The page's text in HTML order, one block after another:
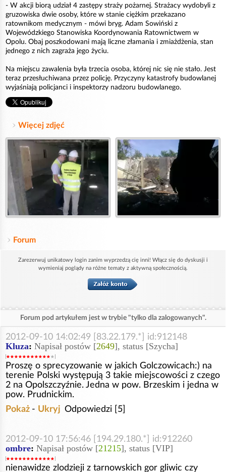
- W akcji biorą udział 4 zastępy straży pożarnej. Strażacy wydobyli z
gruzowiska dwie osoby, które w stanie ciężkim przekazano
ratownikom medycznym - mówi bryg. Adam Sowiński z
Wojewódzkiego Stanowiska Koordynowania Ratownictwem w
Opolu. Obaj poszkodowani mają liczne złamania i zmiażdżenia, stan
jednego z nich zagraża jego życiu.
Na miejscu zawalenia była trzecia osoba, której nic się nie stało. Jest
teraz przesłuchiwana przez policję. Przyczyny katastrofy budowlanej
wyjaśniają policjanci i inspektorzy nadzoru budowlanego.
Więcej zdjęć
Forum
Zarezerwuj unikatowy login zanim wyprzedzą cię inni! Włącz się do dyskusji i
wymieniaj poglądy na różne tematy z aktywną społecznością.
Forum pod artykułem jest w trybie "tylko dla zalogowanych".
2012-09-10 14:02:49 [83.22.179.*] id:912148
Kluza: Napisał postów [2649], status [Szycha]
Proszę o sprecyzowanie w jakich Golczowicach:) na
terenie Polski występują 3 takie miejscowości z czego
2 na Opolszczyźnie. Jedna w pow. Brzeskim i jedna w
pow. Prudnickim.
Pokaż - Ukryj Odpowiedzi [5]
2012-09-10 17:56:46 [194.29.180.*] id:912260
ombre: Napisał postów [21215], status [VIP]
nienawidze zlodzieji z tarnowskich gor gliwic czy